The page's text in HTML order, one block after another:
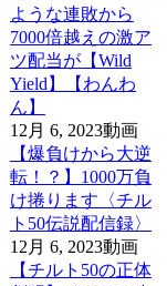
ような連敗から
7000倍越えの激ア
ツ配当が【Wild
Yield】【わんわ
ん】
12月 6, 2023動画
【爆負けから大逆
転！？】1000万負
け捲ります〈チル
ト50伝説配信録〉
12月 6, 2023動画
【チルト50の正体